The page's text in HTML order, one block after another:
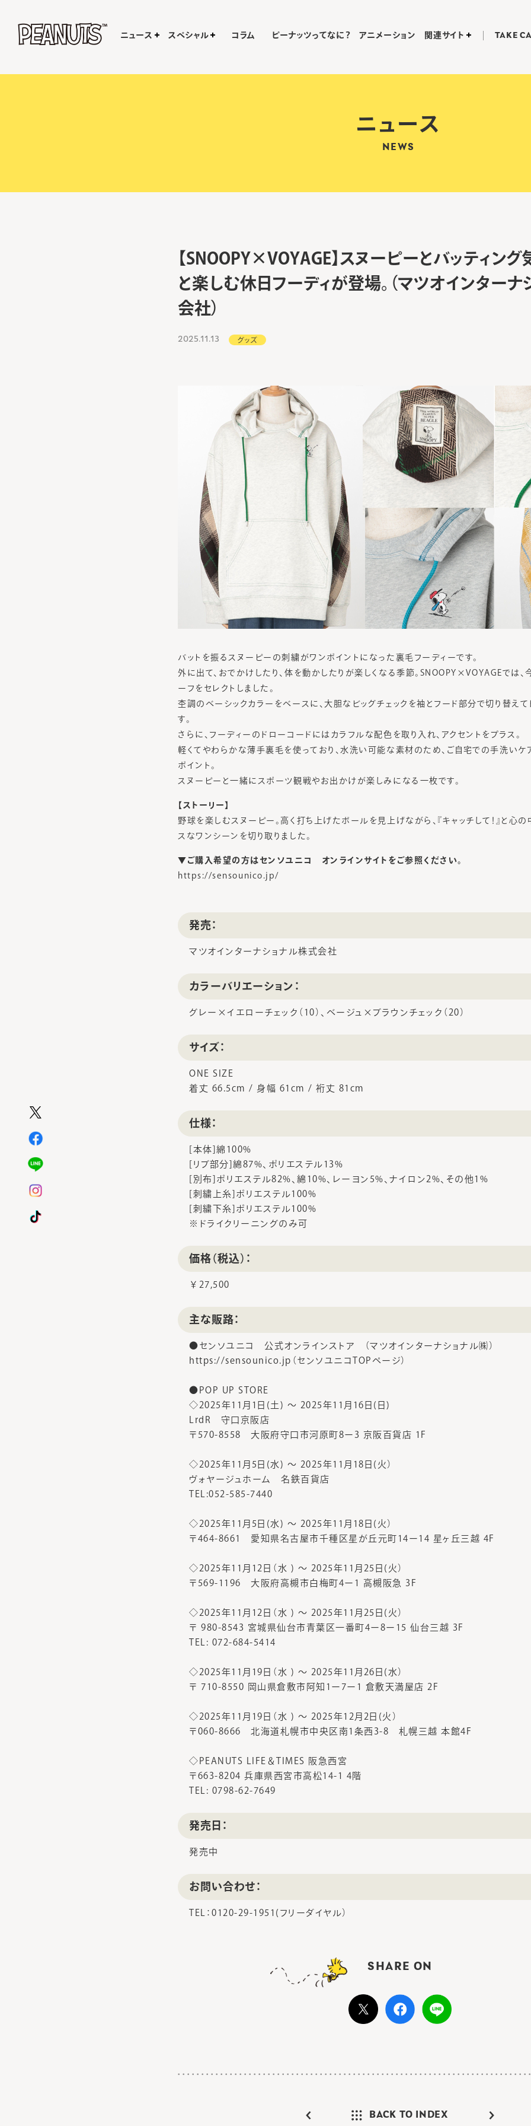
ニュース スペシャル コラム ピーナッツってなに？ アニメーション 関連サイト TAKE
ニュース
NEWS
【SNOOPY×VOYAGE】スヌーピーとバッティング
と楽しむ休日フーディが登場。（マツオインターナ
会社）
2025.11.13 グッズ
バットを振るスヌーピーの刺繍がワンポイントになった裏毛フーディーです。
外に出て、おでかけしたり、体を動かしたりが楽しくなる季節。SNOOPY×VOYAGEでは、
ーフをセレクトしました。
杢調のベーシックカラーをベースに、大胆なビッグチェックを袖とフード部分で切り替えて
す。
さらに、フーディーのドローコードにはカラフルな配色を取り入れ、アクセントをプラス。
軽くてやわらかな薄手裏毛を使っており、水洗い可能な素材のため、ご自宅での手洗いケ
ポイント。
スヌーピーと一緒にスポーツ観戦やお出かけが楽しみになる一枚です。
【ストーリー】
野球を楽しむスヌーピー。高く打ち上げたボールを見上げながら、『キャッチして！』と心
スなワンシーンを切り取りました。
▼ご購入希望の方はセンソユニコ オンラインサイトをご参照ください。
https://sensounico.jp/
発売：
マツオインターナショナル株式会社
カラーバリエーション：
グレー×イエローチェック（10）、ベージュ×ブラウンチェック（20）
サイズ：
ONE SIZE
着丈 66.5cm / 身幅 61cm / 裄丈 81cm
仕様：
[本体]綿100%
[リブ部分]綿87%、ポリエステル13%
[別布]ポリエステル82%、綿10%、レーヨン5%、ナイロン2%、その他1%
[刺繍上糸]ポリエステル100%
[刺繍下糸]ポリエステル100%
※ドライクリーニングのみ可
価格（税込）：
￥27,500
主な販路：
●センソユニコ 公式オンラインストア （マツオインターナショナル㈱）
https://sensounico.jp（センソユニコTOPページ）
●POP UP STORE
◇2025年11月1日(土) ～ 2025年11月16日(日)
LrdR 守口京阪店
〒570-8558 大阪府守口市河原町8ー3 京阪百貨店 1F
◇2025年11月5日(水) ～ 2025年11月18日(火）
ヴォヤージュホーム 名鉄百貨店
TEL:052-585-7440
◇2025年11月5日(水) ～ 2025年11月18日(火）
〒464-8661 愛知県名古屋市千種区星が丘元町14ー14 星ヶ丘三越 4F
◇2025年11月12日（水 ) ～ 2025年11月25日(火）
〒569-1196 大阪府高槻市白梅町4ー1 高槻阪急 3F
◇2025年11月12日（水 ) ～ 2025年11月25日(火）
〒 980-8543 宮城県仙台市青葉区一番町4ー8ー15 仙台三越 3F
TEL: 072-684-5414
◇2025年11月19日（水 ) ～ 2025年11月26日(水）
〒 710-8550 岡山県倉敷市阿知1ー7ー1 倉敷天満屋店 2F
◇2025年11月19日（水 ) ～ 2025年12月2日(火）
〒060-8666 北海道札幌市中央区南1条西3-8 札幌三越 本館4F
◇PEANUTS LIFE＆TIMES 阪急西宮
〒663-8204 兵庫県西宮市高松14-1 4階
TEL: 0798-62-7649
発売日：
発売中
お問い合わせ：
TEL：0120-29-1951(フリーダイヤル）
SHARE ON
BACK TO INDEX